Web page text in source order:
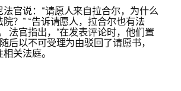
官说：“请愿人来自拉合尔，为什么
？” “告诉请愿人，拉合尔也有法
法官指出，“在发表评论时，他们置
后以不可受理为由驳回了请愿书，
关法庭。